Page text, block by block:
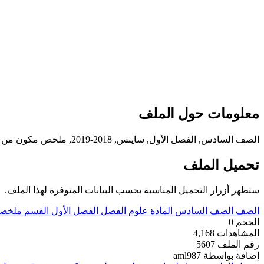
معلومات حول الملف
الصف السادس, الفصل الأول, ساينس, 2018-2019, ملخص مكون من ورقتي عمل رقم 2
تحميل الملف
ستظهر أزرار التحميل المناسبة بحسب البيانات المتوفرة لهذا الملف.
الصف الصف السادس المادة علوم الفصل الفصل الأول القسم
الحجم 0
المشاهدات 4,168
رقم الملف 5607
إضافة بواسطة aml987